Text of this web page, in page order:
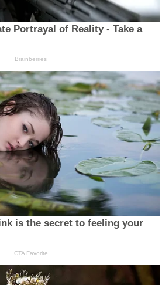
Portrayal of Reality - Take a
Brainberries
is the secret to feeling your
CTA Favorite